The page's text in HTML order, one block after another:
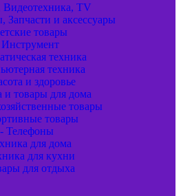
Видеотехника, TV
Запчасти и аксессуары
товары
техника
техника
и здоровье
и товары для дома
товары
товары
- Телефоны
для дома
для кухни
для отдыха